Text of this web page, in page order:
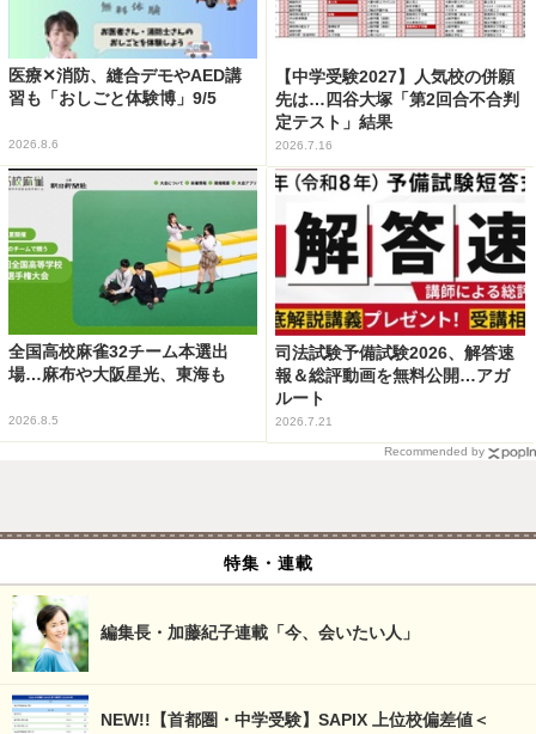
医療✕消防、縫合デモやAED講
習も「おしごと体験博」9/5
2026.8.6
【中学受験2027】人気校の併願
先は…四谷大塚「第2回合不合判
定テスト」結果
2026.7.16
全国高校麻雀32チーム本選出
場…麻布や大阪星光、東海も
2026.8.5
司法試験予備試験2026、解答速
報＆総評動画を無料公開…アガ
ルート
2026.7.21
Recommended by
特集・連載
編集長・加藤紀子連載「今、会いたい人」
NEW!!【首都圏・中学受験】SAPIX 上位校偏差値＜